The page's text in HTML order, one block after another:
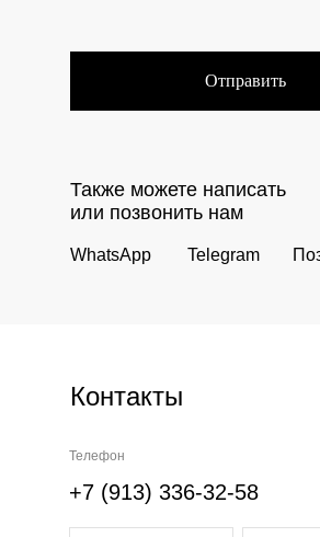
Отправить
Telegram
WhatsApp
Также можете написать
или позвонить нам
Контакты
Телефон
+7 (913) 336-32-58